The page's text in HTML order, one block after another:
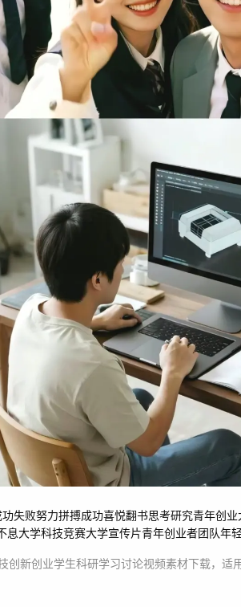
功失败努力拼搏成功喜悦翻书思考研究青年创业
息大学科技竞赛大学宣传片青年创业者团队年
创新创业学生科研学习讨论视频素材下载，适